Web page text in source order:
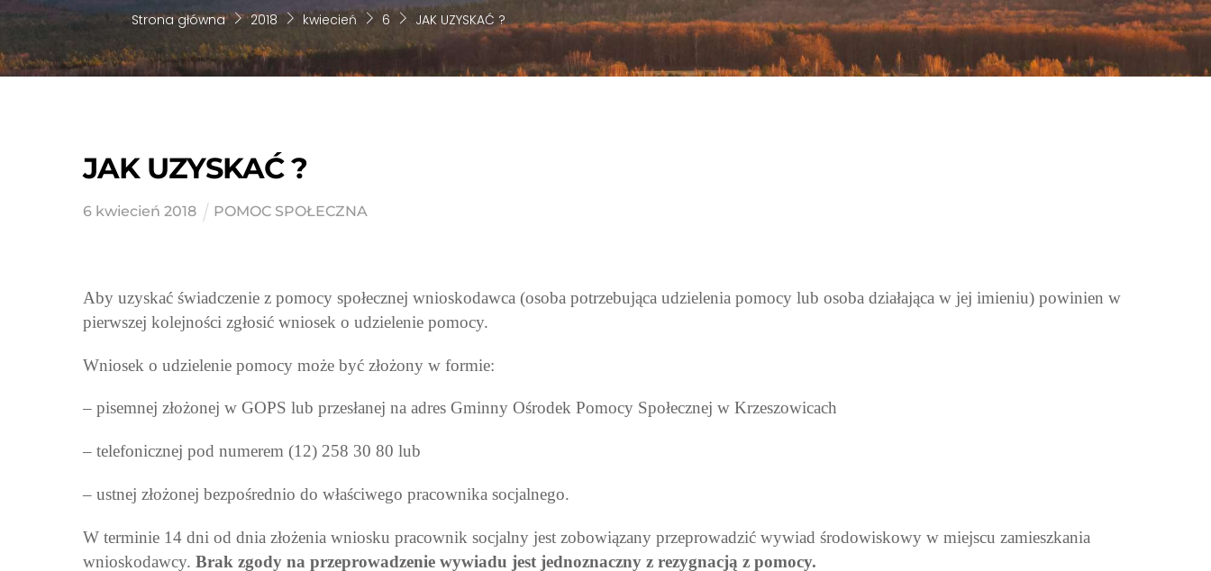
Strona główna 2018 kwiecień 6 JAK UZYSKAĆ ?
JAK UZYSKAĆ ?
6 kwiecień 2018 POMOC SPOŁECZNA
Aby uzyskać świadczenie z pomocy społecznej wnioskodawca (osoba potrzebująca udzielenia pomocy lub osoba działająca w jej imieniu) powinien w
pierwszej kolejności zgłosić wniosek o udzielenie pomocy.
Wniosek o udzielenie pomocy może być złożony w formie:
– pisemnej złożonej w GOPS lub przesłanej na adres Gminny Ośrodek Pomocy Społecznej w Krzeszowicach
– telefonicznej pod numerem (12) 258 30 80 lub
– ustnej złożonej bezpośrednio do właściwego pracownika socjalnego.
W terminie 14 dni od dnia złożenia wniosku pracownik socjalny jest zobowiązany przeprowadzić wywiad środowiskowy w miejscu zamieszkania
wnioskodawcy. Brak zgody na przeprowadzenie wywiadu jest jednoznaczny z rezygnacją z pomocy.